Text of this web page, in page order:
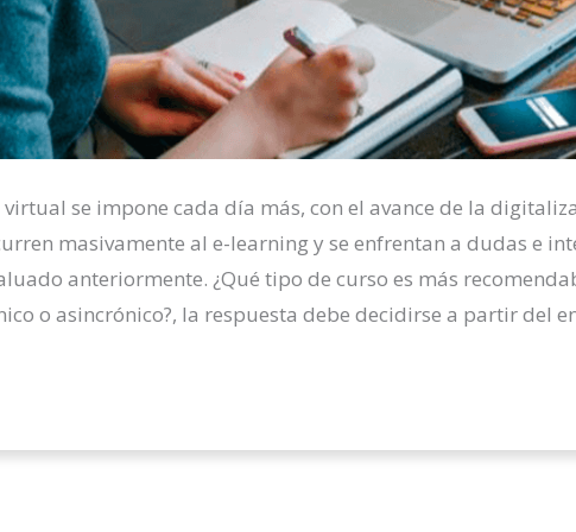
se impone cada día más, con el avance de la
masivamente al e-learning y se enfrentan a dudas e
anteriormente. ¿Qué tipo de curso es más
o asincrónico?, la respuesta debe decidirse a partir del